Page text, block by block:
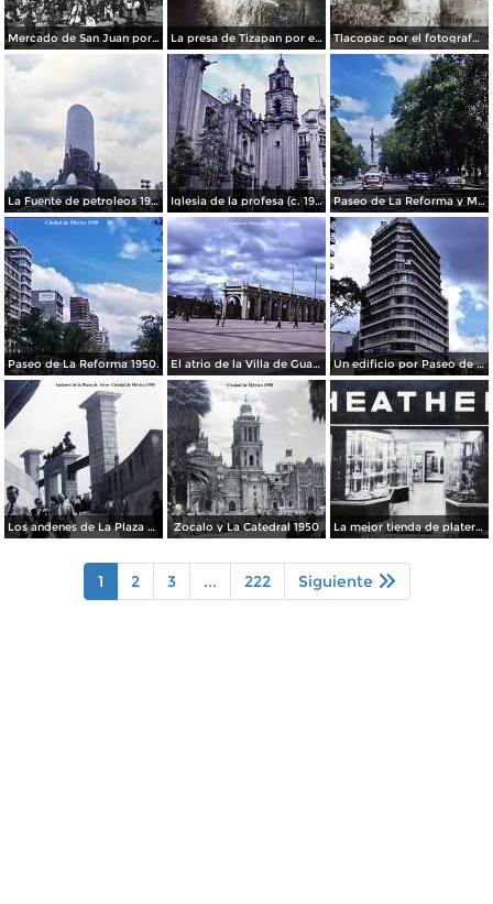
Mercado de San Juan por el fotografo Felix Miret La presa de Tizapan por el fotografo Fernando Kososky. ( Circulada el 22 de Diembre de 1910 ). Tlacopac por el fotografo Hugo Brehme.
La Fuente de petroleos 1950. Iglesia de la profesa (c. 1950) Paseo de La Reforma y Mto a La Independencia 1950
Paseo de La Reforma 1950. El atrio de la Villa de Guadalupe 1950. Un edificio por Paseo de La Reforma 1950
Los andenes de La Plaza de toros Ciudad de México 1950 Zocalo y La Catedral 1950 La mejor tienda de plateria.
1 2 3 ... 222 Siguiente